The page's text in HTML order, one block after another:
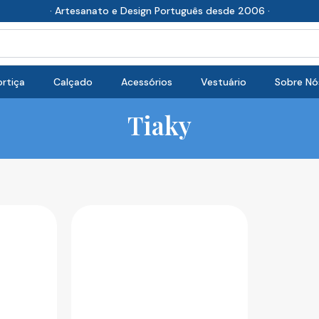
· Artesanato e Design Português desde 2006 ·
Calçado Acessórios Vestuário Sobre
Tiaky